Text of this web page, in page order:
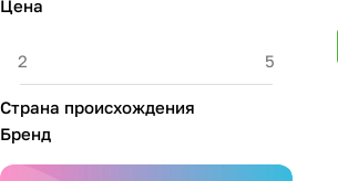
Цена
Страна происхождения
Бренд